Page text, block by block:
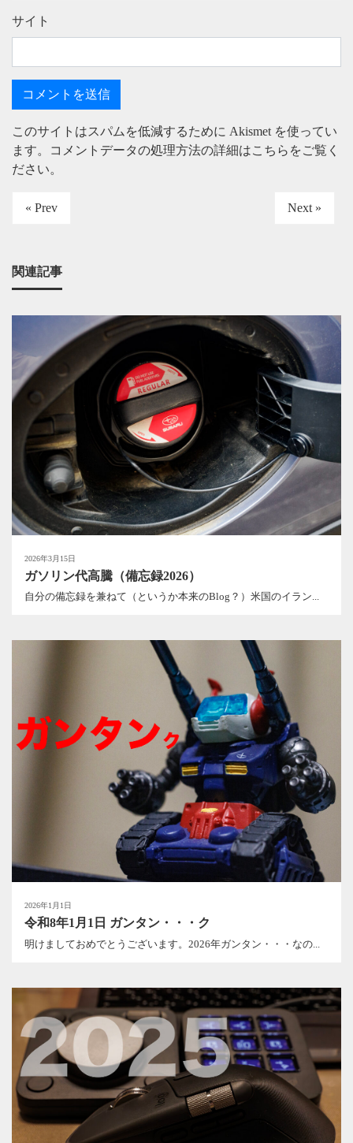
サイト
このサイトはスパムを低減するために Akismet を使ってい
ます。
コメントデータの処理方法の詳細はこちらをご覧く
ださい。
« Prev Next »
関連記事
2026年3月15日
ガソリン代高騰（備忘録2026）
自分の備忘録を兼ねて（というか本来のBlog？）米国のイラン...
2026年1月1日
令和8年1月1日 ガンタン・・・ク
明けましておめでとうございます。2026年ガンタン・・・なの...